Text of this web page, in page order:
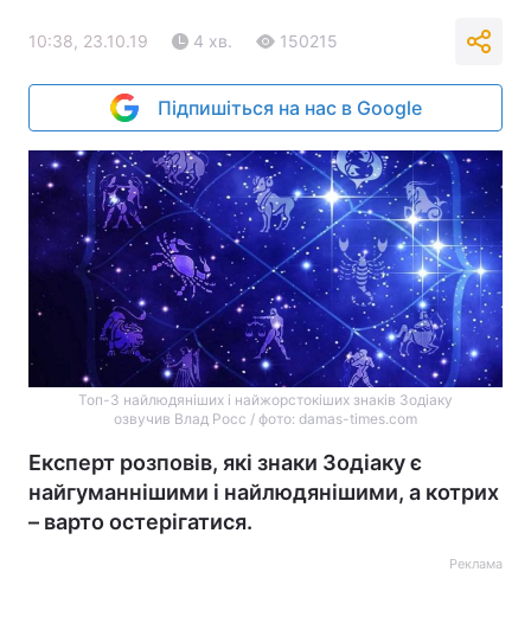
10:38, 23.10.19 4 хв. 150215
Підпишіться на нас в Google
Топ-3 найлюдяніших і найжорстокіших знаків Зодіаку
озвучив Влад Росс / фото: damas-times.com
Експерт розповів, які знаки Зодіаку є
найгуманнішими і найлюдянішими, а котрих
– варто остерігатися.
Реклама